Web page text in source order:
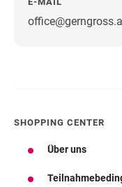
SHOPPING CENTER
Über uns